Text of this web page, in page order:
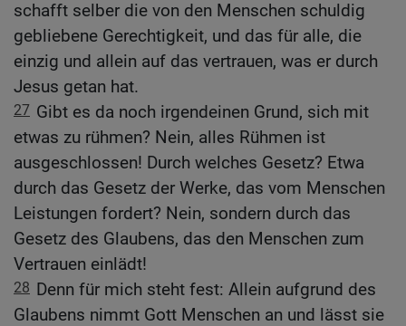
schafft selber die von den Menschen schuldig
gebliebene Gerechtigkeit, und das für alle, die
einzig und allein auf das vertrauen, was er durch
Jesus getan hat.
27 Gibt es da noch irgendeinen Grund, sich mit
etwas zu rühmen? Nein, alles Rühmen ist
ausgeschlossen! Durch welches Gesetz? Etwa
durch das Gesetz der Werke, das vom Menschen
Leistungen fordert? Nein, sondern durch das
Gesetz des Glaubens, das den Menschen zum
Vertrauen einlädt!
28 Denn für mich steht fest: Allein aufgrund des
Glaubens nimmt Gott Menschen an und lässt sie